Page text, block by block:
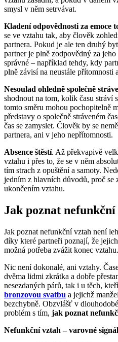
smysl v něm setrvávat.
Kladení odpovědnosti za emoce
se ve vztahu tak, aby člověk
partnera. Pokud je ale ten druhý
partner je plně zodpovědný za
správné – například tehdy, kdy
plně závisí na neustále přítomnosti
Nesoulad ohledně společně
shodnout na tom, kolik času stráví
tomto směru mohou pochopitelně
představy o společně stráveném
čas se zamyslet. Člověk by se
partnera, ani v jeho nepřítomnosti.
Absence štěstí. Až překvapivě
vztahu i přes to, že se v něm
tím strach z opuštění a samoty.
jedním z hlavních důvodů, proč se
ukončením vztahu.
Jak poznat nefunkční
Jak poznat nefunkční vztah není
díky které partneři poznají, že
možná potřeba zvážit konec vztahu.
Nic není dokonalé, ani vztahy.
dvěma lidmi zkrátka a dobře
nesezdaných párů, tak i u těch,
bronzovou svatbu a jejichž
bezchybně. Obzvlášť v
problém s tím, jak poznat
Nefunkční vztah – varovné